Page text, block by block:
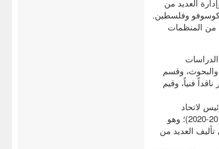
وإدارة العديد من
وفلسطين.
من المنظمات
والبحوث، وقسم
فنياً، وقيم
لاتحاد
المهندسين والمعماريين اللبنانيين (2017-2021)، ورئيس منظمة المعماريين العرب (2017-2020)؛ وهو
العديد من